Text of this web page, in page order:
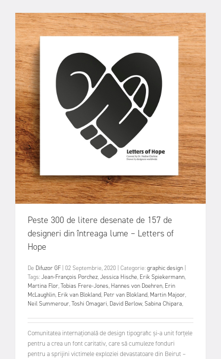
Peste 300 de litere desenate de 157 de
designeri din întreaga lume – Letters of
Hope
De Difuzor GF 02 Septembrie, 2020 Categorie:graphic design
Tags:Jean-François Porchez,Jessica Hische, Erik Spiekermann,
Martina Flor,Tobias Frere-Jones, Hannes von Doehren, Erin
McLaughlin, Erik van Blokland, Petr van Blokland, Martin Majoor,
Neil Summerour,Toshi Omagari, David Berlow,Sabina Chipara,
Comunitatea internațională de design tipografic și-a unit forțele
pentru a crea un font caritativ, care să cumuleze fonduri
pentru a sprijini victimele exploziei devastatoare din Beirut –